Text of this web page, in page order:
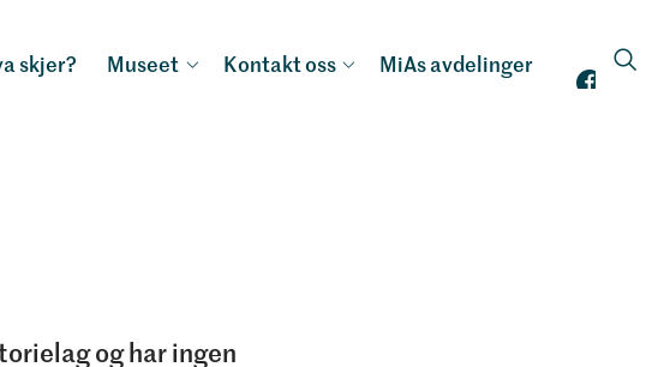
skjer? Museet Kontakt oss MiAs avdelinger
og har ingen